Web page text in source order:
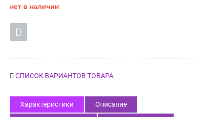
нет в наличии
СПИСОК ВАРИАНТОВ ТОВАРА
Характеристики Описание